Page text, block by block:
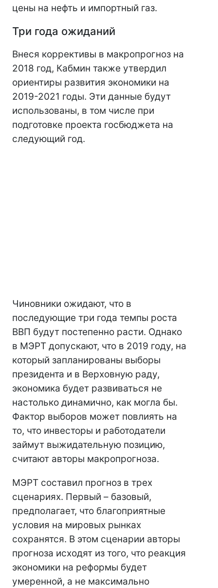
цены на нефть и импортный газ.
Три года ожиданий
Внеся коррективы в макропрогноз на
2018 год, Кабмин также утвердил
ориентиры развития экономики на
2019-2021 годы. Эти данные будут
использованы, в том числе при
подготовке проекта госбюджета на
следующий год.
Чиновники ожидают, что в
последующие три года темпы роста
ВВП будут постепенно расти. Однако
в МЭРТ допускают, что в 2019 году, на
который запланированы выборы
президента и в Верховную раду,
экономика будет развиваться не
настолько динамично, как могла бы.
Фактор выборов может повлиять на
то, что инвесторы и работодатели
займут выжидательную позицию,
считают авторы макропрогноза.
МЭРТ составил прогноз в трех
сценариях. Первый – базовый,
предполагает, что благоприятные
условия на мировых рынках
сохранятся. В этом сценарии авторы
прогноза исходят из того, что реакция
экономики на реформы будет
умеренной, а не максимально